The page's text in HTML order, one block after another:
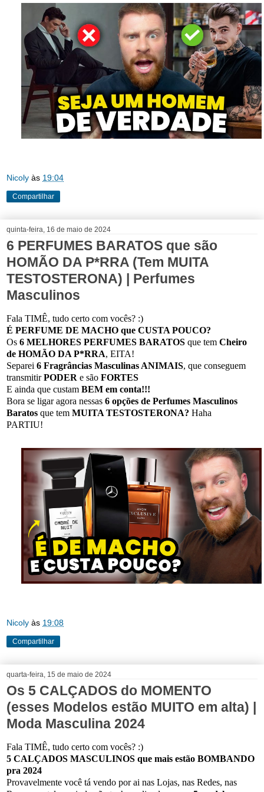
Nicoly às 19:04
Compartilhar
quinta-feira, 16 de maio de 2024
6 PERFUMES BARATOS que são
HOMÃO DA P*RRA (Tem MUITA
TESTOSTERONA) | Perfumes
Masculinos
Fala TIMÊ, tudo certo com vocês? :)
É PERFUME DE MACHO que CUSTA POUCO?
Os 6 MELHORES PERFUMES BARATOS que tem Cheiro
de HOMÃO DA P*RRA, EITA!
Separei 6 Fragrâncias Masculinas ANIMAIS, que conseguem
transmitirPODER e são FORTES
E ainda que custam BEM em conta!!!
Bora se ligar agora nessas 6 opções de Perfumes Masculinos
Baratos que tem MUITA TESTOSTERONA? Haha
PARTIU!
Nicoly às 19:08
Compartilhar
quarta-feira, 15 de maio de 2024
Os 5 CALÇADOS do MOMENTO
(esses Modelos estão MUITO em alta) |
Moda Masculina 2024
Fala TIMÊ, tudo certo com vocês? :)
5 CALÇADOS MASCULINOS que mais estão BOMBANDO
pra 2024
Provavelmente você tá vendo por ai nas Lojas, nas Redes, nas